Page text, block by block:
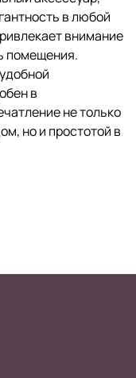
в любой
внимание
помещения.
в
не только
но и простотой в